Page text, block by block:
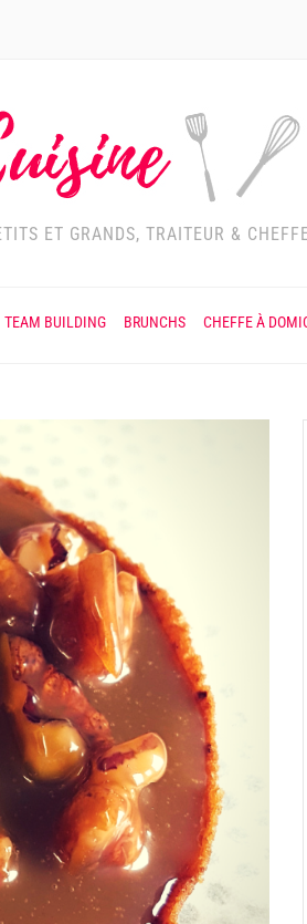
ET GRANDS, TRAITEUR &
TEAM BUILDING BRUNCHS CHEFFE À